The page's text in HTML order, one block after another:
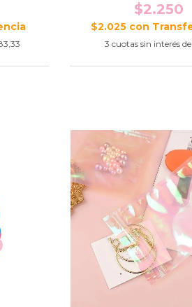
$2.250
$2.025 con
3 cuotas sin interés de